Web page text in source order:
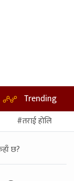
Trending
#तराई होलि
छ?